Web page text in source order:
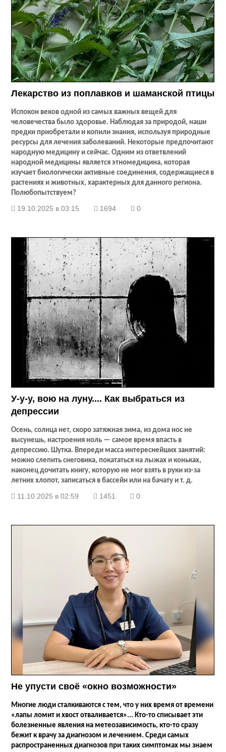
Лекарство из поплавков и шаманской птицы
Испокон веков одной из самых важных вещей для
человечества было здоровье. Наблюдая за природой, наши
предки приобретали и копили знания, используя природные
ресурсы для лечения заболеваний. Некоторые предпочитают
народную медицину и сейчас. Одним из ответвлений
народной медицины является этномедицина, которая
изучает биологически активные соединения, содержащиеся в
растениях и животных, характерных для данного региона.
Полюбопытствуем?
19.10.2025 в 03:15 1694 0
У-у-у, вою на луну.... Как выбраться из
депрессии
Осень, солнца нет, скоро затяжная зима, из дома нос не
высунешь, настроения ноль — самое время впасть в
депрессию. Шутка. Впереди масса интереснейших занятий:
можно слепить снеговика, покататься на лыжах и коньках,
наконец дочитать книгу, которую не мог взять в руки из-за
летних хлопот, записаться в бассейн или на бачату и т. д.
11.10.2025 в 02:59 1451 0
Не упусти своё «окно возможности»
Многие люди сталкиваются с тем, что у них время от времени
«лапы ломит и хвост отваливается»... Кто-то списывает эти
болезненные явления на метеозависимость, кто-то сразу
бежит к врачу за диагнозом и лечением. Среди самых
распространенных диагнозов при таких симптомах мы знаем